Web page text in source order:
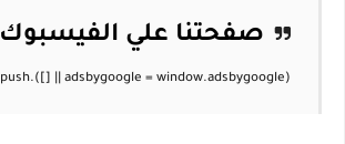
صفحتنا علي الفيسبوك